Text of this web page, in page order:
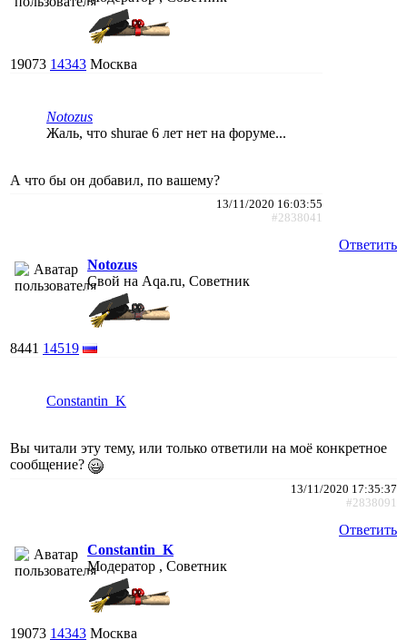
19073 14343 Москва
Notozus
Жаль, что shurae 6 лет нет на форуме...
А что бы он добавил, по вашему?
13/11/2020 16:03:55
#2838041
Ответить
Notozus
Свой на Aqa.ru, Советник
8441 14519
Constantin_K
Вы читали эту тему, или только ответили на моё конкретное
сообщение?
13/11/2020 17:35:37
#2838091
Ответить
Constantin_K
Модератор , Советник
19073 14343 Москва